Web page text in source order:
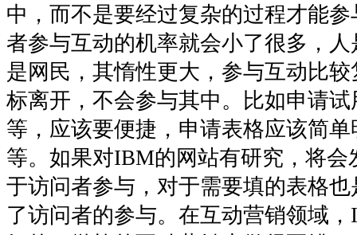
中，而不是要经过复杂的过程才能
者参与互动的机率就会小了很多，
是网民，其惰性更大，参与互动比
标离开，不会参与其中。比如申请
等，应该要便捷，申请表格应该简
等。如果对IBM的网站有研究，将会
于访问者参与，对于需要填的表格
了访问者的参与。在互动营销领域